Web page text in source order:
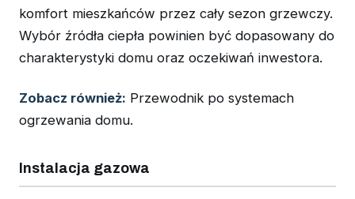
komfort mieszkańców przez cały sezon grzewczy.
Wybór źródła ciepła powinien być dopasowany do
charakterystyki domu oraz oczekiwań inwestora.
Zobacz również: Przewodnik po systemach
ogrzewania domu.
Instalacja gazowa